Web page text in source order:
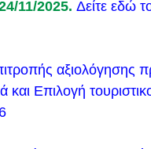
στο
11-09-2023 και ώρα
ηλεκτρονικές
ή ΕΠΑ.Λ..
11/2025. Δείτε εδώ
αξιολόγησης
και Επιλογή